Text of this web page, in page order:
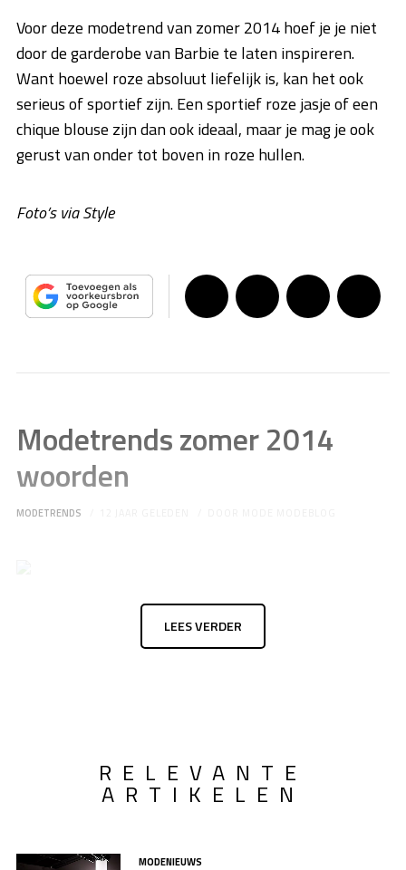
Voor deze modetrend van zomer 2014 hoef je je niet
door de garderobe van Barbie te laten inspireren.
Want hoewel roze absoluut liefelijk is, kan het ook
serieus of sportief zijn. Een sportief roze jasje of een
chique blouse zijn dan ook ideaal, maar je mag je ook
gerust van onder tot boven in roze hullen.
Foto’s via Style
Modetrends zomer 2014
woorden
MODETRENDS
LEES VERDER
RELEVANTE
ARTIKELEN
MODENIEUWS